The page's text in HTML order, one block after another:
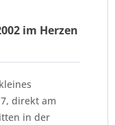
im Herzen
direkt am
in der